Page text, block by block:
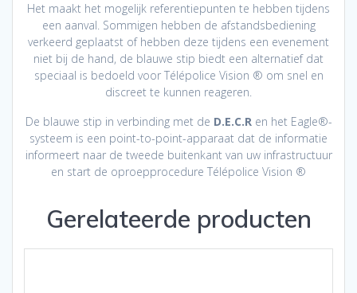
Het maakt het mogelijk referentiepunten te hebben tijdens
een aanval. Sommigen hebben de afstandsbediening
verkeerd geplaatst of hebben deze tijdens een evenement
niet bij de hand, de blauwe stip biedt een alternatief dat
speciaal is bedoeld voor Télépolice Vision ® om snel en
discreet te kunnen reageren.
De blauwe stip in verbinding met de D.E.C.Ren het Eagle®-
systeem is een point-to-point-apparaat dat de informatie
informeert naar de tweede buitenkant van uw infrastructuur
en start de oproepprocedure Télépolice Vision ®
Gerelateerde producten